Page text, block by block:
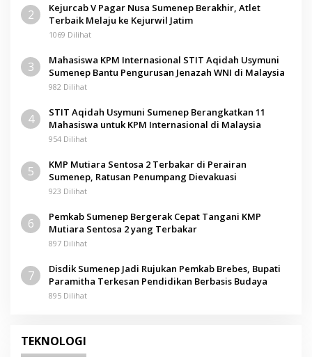
2
Kejurcab V Pagar Nusa Sumenep Berakhir, Atlet
Terbaik Melaju ke Kejurwil Jatim
1069 Dilihat
3
Mahasiswa KPM Internasional STIT Aqidah Usymuni
Sumenep Bantu Pengurusan Jenazah WNI di Malaysia
982 Dilihat
4
STIT Aqidah Usymuni Sumenep Berangkatkan 11
Mahasiswa untuk KPM Internasional di Malaysia
954 Dilihat
5
KMP Mutiara Sentosa 2 Terbakar di Perairan
Sumenep, Ratusan Penumpang Dievakuasi
923 Dilihat
6
Pemkab Sumenep Bergerak Cepat Tangani KMP
Mutiara Sentosa 2 yang Terbakar
897 Dilihat
7
Disdik Sumenep Jadi Rujukan Pemkab Brebes, Bupati
Paramitha Terkesan Pendidikan Berbasis Budaya
895 Dilihat
TEKNOLOGI